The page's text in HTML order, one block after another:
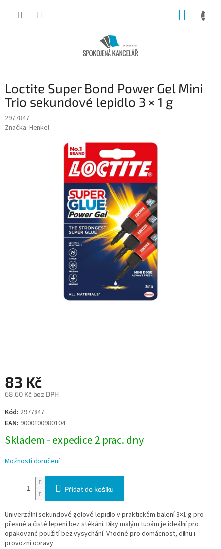
Loctite Super Bond Power Gel Mini
Trio sekundové lepidlo 3 × 1 g
2977847
Značka: Henkel
83 Kč
68,60 Kč bez DPH
Měrná
cena:
Kód: 2977847
EAN: 9000100980104
Skladem - expedice 2 prac. dny
Možnosti doručení
Přidat do košíku
Univerzální sekundové gelové lepidlo v praktickém balení 3×1 g pro
přesné a čisté lepení bez stékání. Díky malým tubám je ideální pro
opakované použití bez vysychání. Vhodné pro domácnost, dílnu i
provozní opravy.